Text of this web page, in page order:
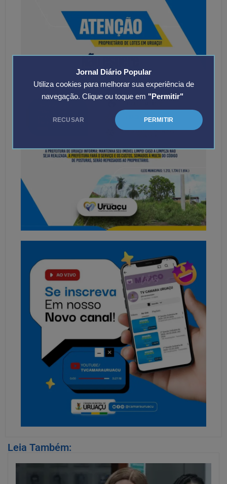
Jornal Diário Popular
Utiliza cookies para melhorar sua experiência de
navegação. Clique ou toque em "Permitir"
RECUSAR PERMITIR
Leia Também: